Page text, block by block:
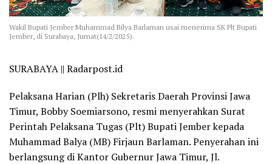
Wakil Bupati Jember Muhammad Bilya Barlaman usai menerima SK Plt Bupati
Jember, di Surabaya, Jumat(14/2/2025).
SURABAYA || Radarpost.id
Pelaksana Harian (Plh) Sekretaris Daerah Provinsi Jawa
Timur, Bobby Soemiarsono, resmi menyerahkan Surat
Perintah Pelaksana Tugas (Plt) Bupati Jember kepada
Muhammad Balya (MB) Firjaun Barlaman. Penyerahan ini
berlangsung di Kantor Gubernur Jawa Timur, Jl.